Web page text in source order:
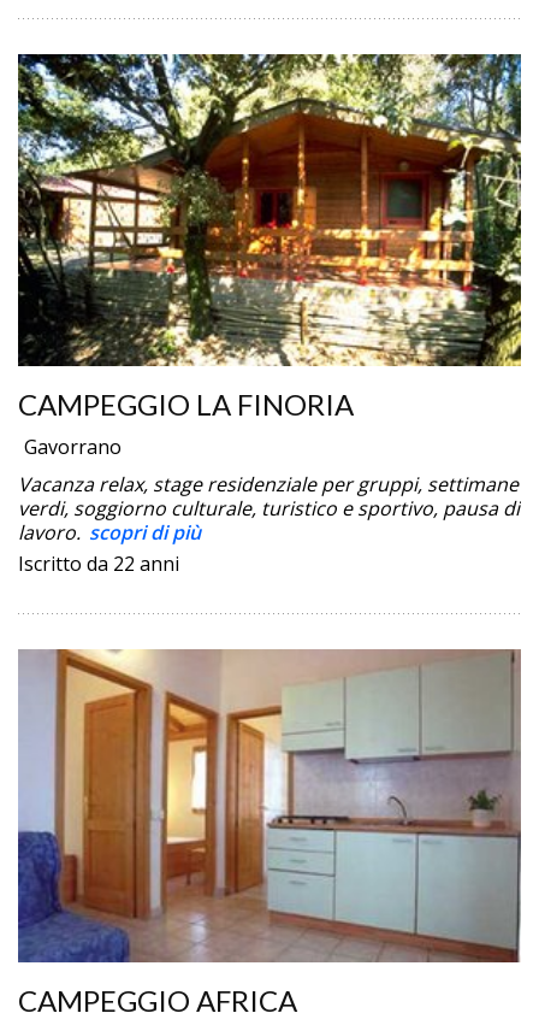
CAMPEGGIO LA FINORIA
Gavorrano
Vacanza relax, stage residenziale per gruppi, settimane
verdi, soggiorno culturale, turistico e sportivo, pausa di
lavoro. scopri di più
Iscritto da 22 anni
CAMPEGGIO AFRICA